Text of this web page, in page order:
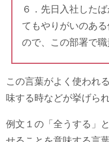
６．先日入社した
てもやりがいのあ
ので、この部署で職
この言葉がよく使われ
味する時などが挙げられ
例文１の「全うする」